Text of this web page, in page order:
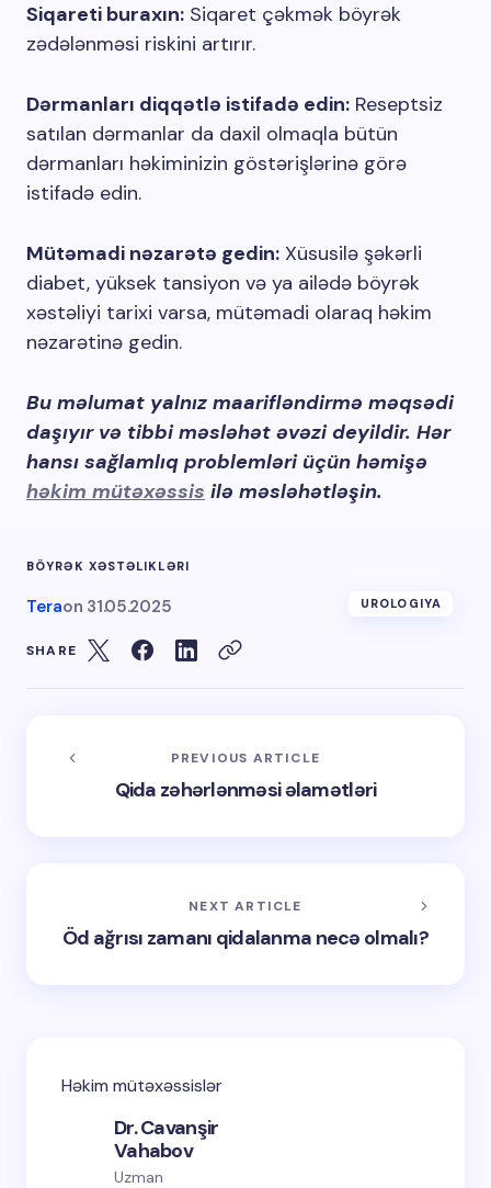
Siqareti buraxın: Siqaret çəkmək böyrək
zədələnməsi riskini artırır.
Dərmanları diqqətlə istifadə edin: Reseptsiz
satılan dərmanlar da daxil olmaqla bütün
dərmanları həkiminizin göstərişlərinə görə
istifadə edin.
Mütəmadi nəzarətə gedin: Xüsusilə şəkərli
diabet, yüksek tansiyon və ya ailədə böyrək
xəstəliyi tarixi varsa, mütəmadi olaraq həkim
nəzarətinə gedin.
Bu məlumat yalnız maarifləndirmə məqsədi
daşıyır və tibbi məsləhət əvəzi deyildir. Hər
hansı sağlamlıq problemləri üçün həmişə
həkim mütəxəssis ilə məsləhətləşin.
BÖYRƏK XƏSTƏLIKLƏRI
Teraon 31.05.2025 UROLOGIYA
SHARE
PREVIOUS ARTICLE
Qida zəhərlənməsi əlamətləri
NEXT ARTICLE
Öd ağrısı zamanı qidalanma necə olmalı?
Həkim mütəxəssislər
Dr. Cavanşir
Vahabov
Uzman